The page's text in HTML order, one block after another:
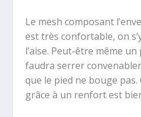
Le mesh composant
est très confortable, on
l’aise. Peut-être même
faudra serrer
que le pied ne bouge
grâce à un renfort est